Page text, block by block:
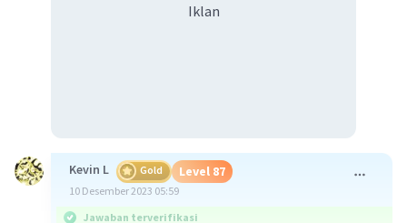
Iklan
Kevin L Gold Level 87
10 Desember 2023 05:59
Jawaban terverifikasi